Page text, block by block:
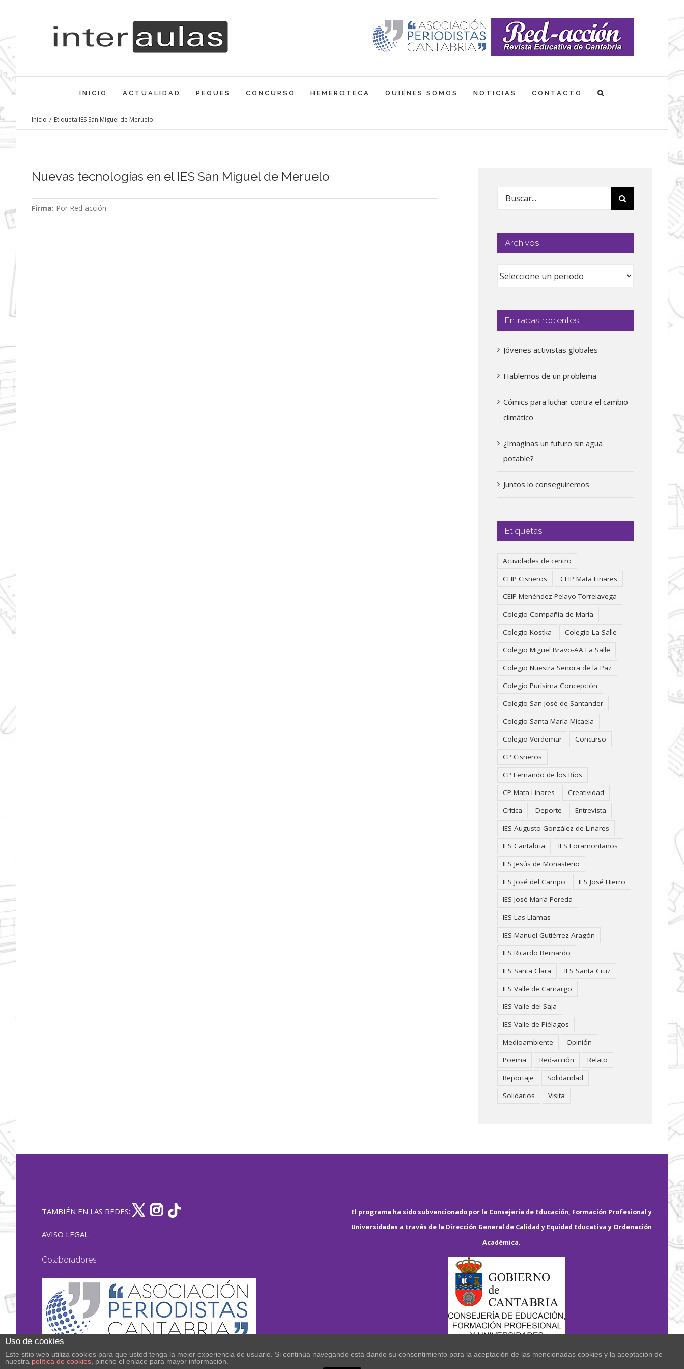
contenido
INICIO ACTUALIDAD PEQUES CONCURSO HEMEROTECA QUIÉNES SOMOS NOTICIAS CONTACTO
Inicio / Etiqueta:IES San Miguel de Meruelo
Nuevas tecnologías en el IES San Miguel de Meruelo
Firma: Por Red-acción.
Buscar:
Archivos
Entradas recientes
Jóvenes activistas globales
Hablemos de un problema
Cómics para luchar contra el cambio
climático
¿Imaginas un futuro sin agua
potable?
Juntos lo conseguiremos
Etiquetas
Actividades de centro
CEIP Cisneros
CEIP Mata Linares
CEIP Menéndez Pelayo Torrelavega
Colegio Compañía de María
Colegio Kostka
Colegio La Salle
Colegio Miguel Bravo-AA La Salle
Colegio Nuestra Señora de la Paz
Colegio Purísima Concepción
Colegio San José de Santander
Colegio Santa María Micaela
Colegio Verdemar
Concurso
CP Cisneros
CP Fernando de los Ríos
CP Mata Linares
Creatividad
Crítica
Deporte
Entrevista
IES Augusto González de Linares
IES Cantabria
IES Foramontanos
IES Jesús de Monasterio
IES José del Campo
IES José Hierro
IES José María Pereda
IES Las Llamas
IES Manuel Gutiérrez Aragón
IES Ricardo Bernardo
IES Santa Clara
IES Santa Cruz
IES Valle de Camargo
IES Valle del Saja
IES Valle de Piélagos
Medioambiente
Opinión
Poema
Red-acción
Relato
Reportaje
Solidaridad
Solidarios
Visita
TAMBIÉN EN LAS REDES:
AVISO LEGAL
Colaboradores
El programa ha sido subvencionado por la Consejería de Educación, Formación Profesional y
Universidades a través de la Dirección General de Calidad y Equidad Educativa y Ordenación
Académica.
Uso de cookies
Este sitio web utiliza cookies para que usted tenga la mejor experiencia de usuario. Si continúa navegando está dando su consentimiento para la aceptación de las mencionadas cookies y la aceptación de
nuestra política de cookies , pinche el enlace para mayor información.